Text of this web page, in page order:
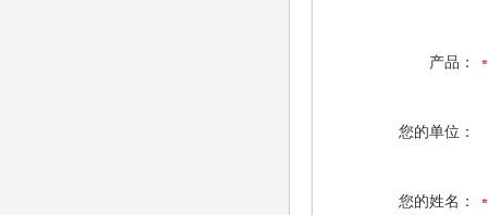
产品：
您的单位：
您的姓名：